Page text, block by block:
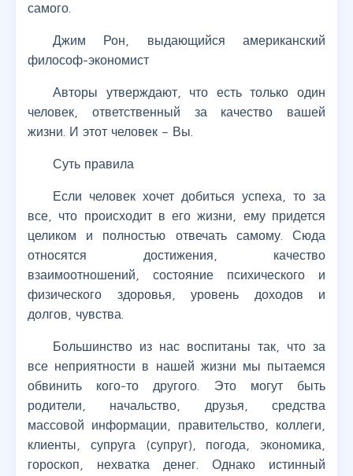
самого.
Джим Рон, выдающийся американский
философ-экономист
Авторы утверждают, что есть только один
человек, ответственный за качество вашей
жизни. И этот человек – Вы.
Суть правила
Если человек хочет добиться успеха, то за
все, что происходит в его жизни, ему придется
целиком и полностью отвечать самому. Сюда
относятся достижения, качество
взаимоотношений, состояние психического и
физического здоровья, уровень доходов и
долгов, чувства.
Большинство из нас воспитаны так, что за
все неприятности в нашей жизни мы пытаемся
обвинить кого-то другого. Это могут быть
родители, начальство, друзья, средства
массовой информации, правительство, коллеги,
клиенты, супруга (супруг), погода, экономика,
гороскоп, нехватка денег. Однако истинный